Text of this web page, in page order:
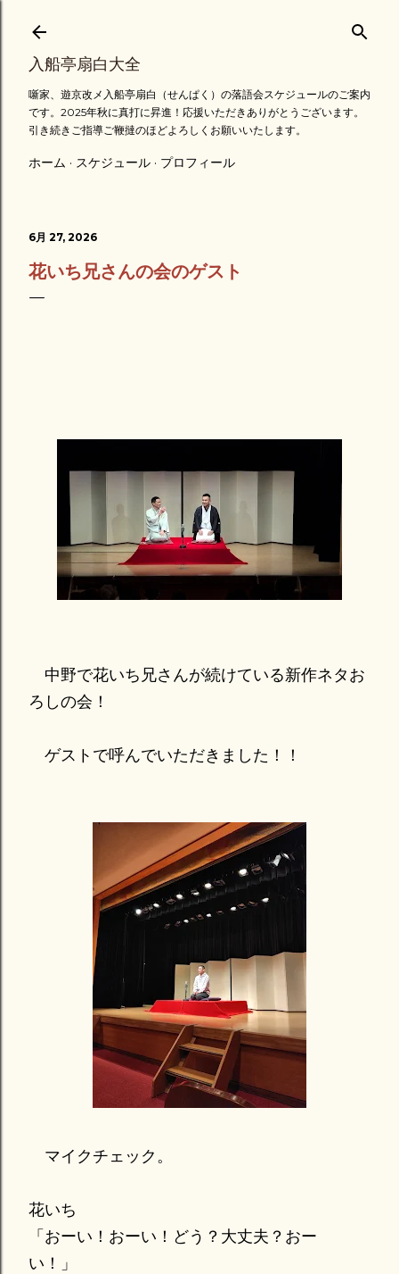
スキップしてメイン コンテンツに移動
入船亭扇白大全
噺家、遊京改メ入船亭扇白（せんぱく）の落語会スケジュールのご案内
です。2025年秋に真打に昇進！応援いただきありがとうございます。
引き続きご指導ご鞭撻のほどよろしくお願いいたします。
ホーム スケジュール プロフィール
6月 27, 2026
花いち兄さんの会のゲスト
中野で花いち兄さんが続けている新作ネタお
ろしの会！
ゲストで呼んでいただきました！！
マイクチェック。
花いち
「おーい！おーい！どう？大丈夫？おー
い！」